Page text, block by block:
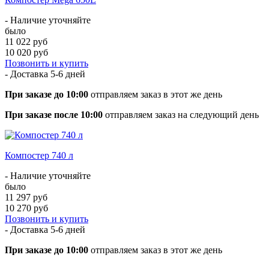
- Наличие уточняйте
было
11 022 руб
10 020 руб
Позвонить и купить
- Доставка 5-6 дней
При заказе до 10:00 отправляем заказ в этот же день
При заказе после 10:00 отправляем заказ на следующий день
Компостер 740 л
- Наличие уточняйте
было
11 297 руб
10 270 руб
Позвонить и купить
- Доставка 5-6 дней
При заказе до 10:00 отправляем заказ в этот же день